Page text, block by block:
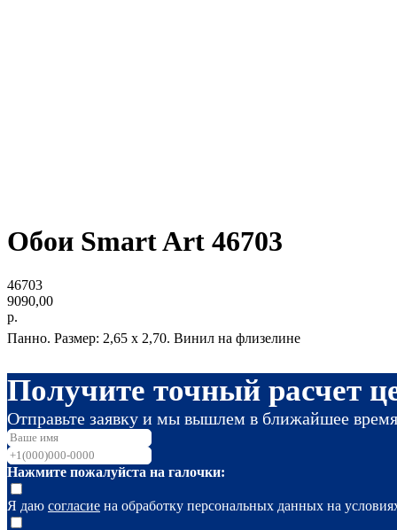
Обои Smart Art 46703
46703
9090,00
р.
Панно. Размер: 2,65 x 2,70. Винил на флизелине
Получите точный расчет
Отправьте заявку и мы вышлем в ближайшее время
Нажмите пожалуйста на галочки:
Я даю согласие на обработку персональных данных на